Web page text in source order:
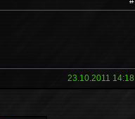
23.10.2011 14:18